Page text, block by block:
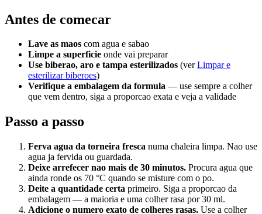
Antes de comecar
Lave as maos com agua e sabao
Limpe a superficie onde vai preparar
Use biberao, aro e tampa esterilizados (verLimpar e
esterilizar biberoes)
Verifique a embalagem da formula — use sempre a colher
que vem dentro, siga a proporcao exata e veja a validade
Passo a passo
Ferva agua da torneira fresca numa chaleira limpa. Nao use
agua ja fervida ou guardada.
Deixe arrefecer nao mais de 30 minutos. Procura agua que
ainda ronde os 70 °C quando se misture com o po.
Deite a quantidade certa primeiro. Siga a proporcao da
embalagem — a maioria e uma colher rasa por 30 ml.
Adicione o numero exato de colheres rasas. Use a colher